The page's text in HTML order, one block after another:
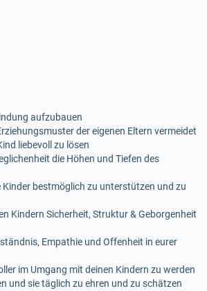
aufzubauen
der eigenen Eltern vermeidet
liebevoll zu lösen
die Höhen und Tiefen des
bestmöglich zu unterstützen und zu
Kindern Sicherheit, Struktur & Geborgenheit
Empathie und Offenheit in eurer
im Umgang mit deinen Kindern zu werden
und sie täglich zu ehren und zu schätzen